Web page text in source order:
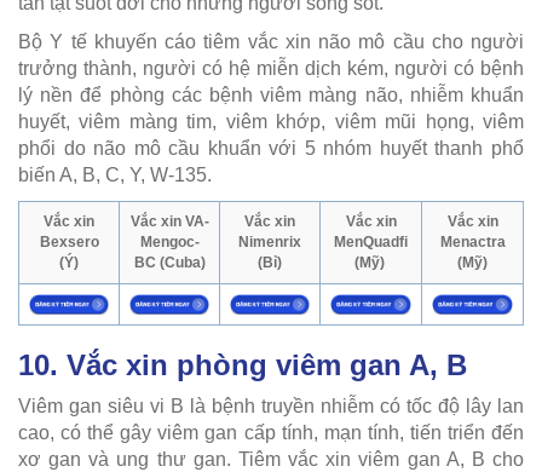
Bộ Y tế khuyến cáo tiêm vắc xin não mô cầu cho người
trưởng thành, người có hệ miễn dịch kém, người có bệnh
lý nền để phòng các bệnh viêm màng não, nhiễm khuẩn
huyết, viêm màng tim, viêm khớp, viêm mũi họng, viêm
phổi do não mô cầu khuẩn với 5 nhóm huyết thanh phổ
biến A, B, C, Y, W-135.
Vắc xin
Bexsero
(Ý)
Vắc xin VA-
Mengoc-
BC (Cuba)
Vắc xin
Nimenrix
(Bỉ)
Vắc xin
MenQuadfi
(Mỹ)
Vắc xin
Menactra
(Mỹ)
10. Vắc xin phòng viêm gan A, B
Viêm gan siêu vi B là bệnh truyền nhiễm có tốc độ lây lan
cao, có thể gây viêm gan cấp tính, mạn tính, tiến triển đến
xơ gan và ung thư gan. Tiêm vắc xin viêm gan A, B cho